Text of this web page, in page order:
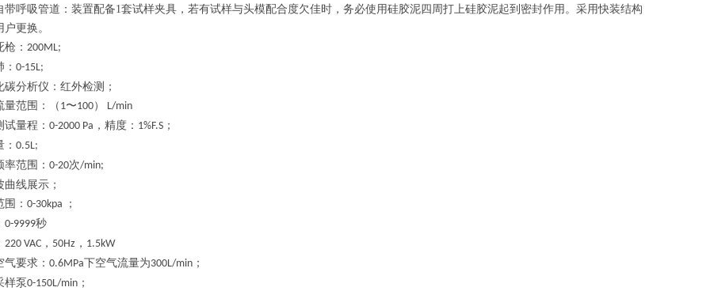
带呼吸管道： 装置配备1套试样夹具， 若有试样与头模配合度欠佳时，务必使用硅胶泥四周打上硅胶泥起到密封作用 。采用快装结构
更换。
枪： 200ML;
0-15L;
碳分析仪：红外检测；
量范围：（ 1〜100）
L/min
试量程： 0-2000 Pa ，精度 ： 1%F.S ；
0.5L;
率范围： 0-20次/min;
曲线展示；
围： 0-30kpa
；
0-9999秒
220 VAC ， 50Hz ， 1.5kW
气要求： 0.6MPa下空气流量为300L/min ；
样泵0-150L/min ；